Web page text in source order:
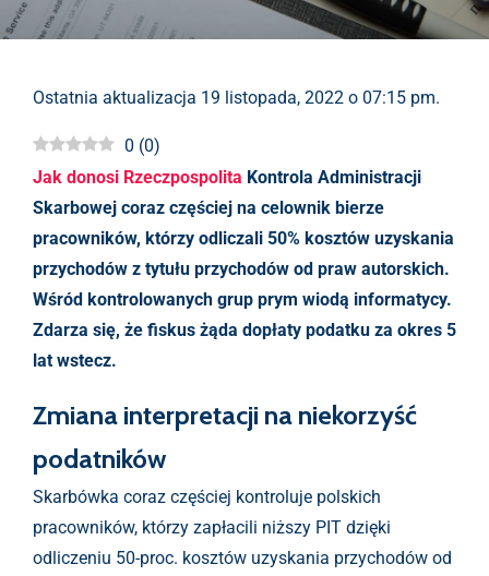
Ostatnia aktualizacja 19 listopada, 2022 o 07:15 pm.
0 (0)
Jak donosi Rzeczpospolita Kontrola Administracji
Skarbowej coraz częściej na celownik bierze
pracowników, którzy odliczali 50% kosztów uzyskania
przychodów z tytułu przychodów od praw autorskich.
Wśród kontrolowanych grup prym wiodą informatycy.
Zdarza się, że fiskus żąda dopłaty podatku za okres 5
lat wstecz.
Zmiana interpretacji na niekorzyść
podatników
Skarbówka coraz częściej kontroluje polskich
pracowników, którzy zapłacili niższy PIT dzięki
odliczeniu 50-proc. kosztów uzyskania przychodów od